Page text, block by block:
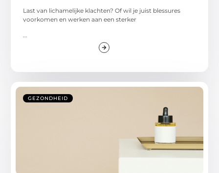
Last van lichamelijke klachten? Of wil je juist blessures
voorkomen en werken aan een sterker
...
GEZONDHEID